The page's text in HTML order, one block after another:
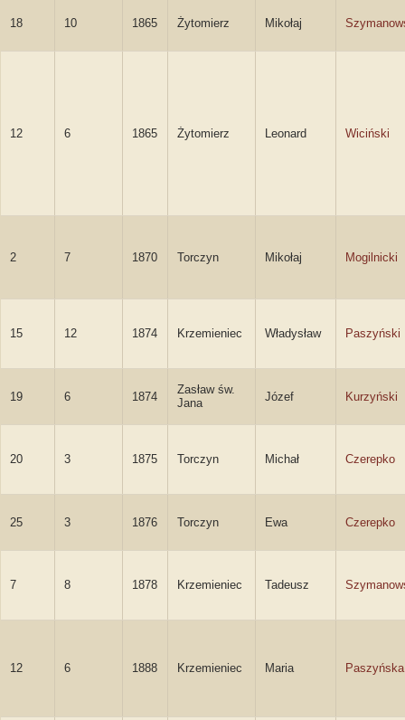
18 10 1865 Żytomierz Mikołaj
12 6 1865 Żytomierz Leonard Wiciński
2 7 1870 Torczyn Mikołaj Mogilnicki
15 12 1874 Krzemieniec Władysław Paszyński
19 6 1874
Zasław św.
Jana
Józef Kurzyński
20 3 1875 Torczyn Michał Czerepko
25 3 1876 Torczyn Ewa Czerepko
7 8 1878 Krzemieniec Tadeusz
12 6 1888 Krzemieniec Maria Paszyńska